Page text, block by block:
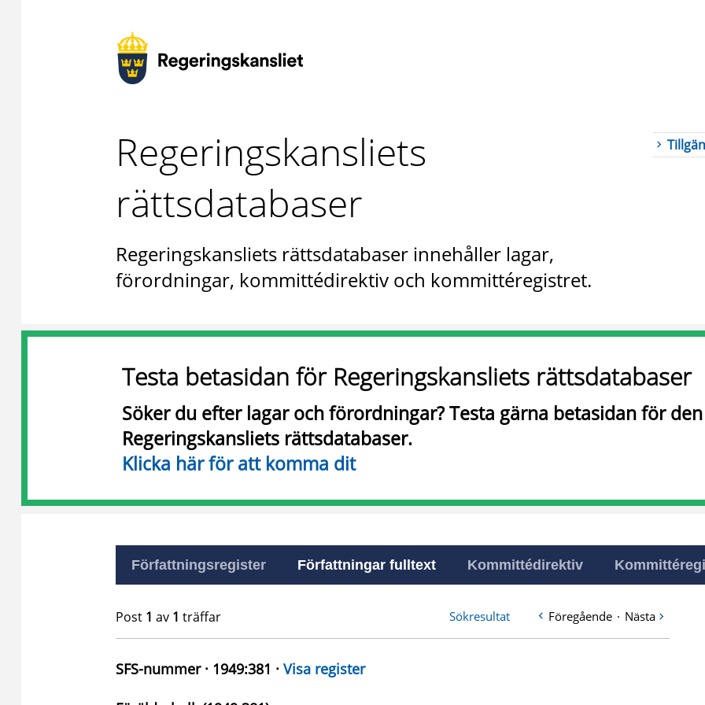
Regeringskansliets
rättsdatabaser
Regeringskansliets rättsdatabaser innehåller lagar,
förordningar, kommittédirektiv och kommittéregistret.
Testa betasidan för Regeringskansliets rättsdatabaser
Söker du efter lagar och förordningar? Testa gärna betasidan för
Regeringskansliets rättsdatabaser.
Klicka här för att komma dit
Författningsregister Författningar fulltext Kommittédirektiv
Post 1 av 1 träffar Sökresultat Föregående · Nästa
SFS-nummer · 1949:381 · Visa register